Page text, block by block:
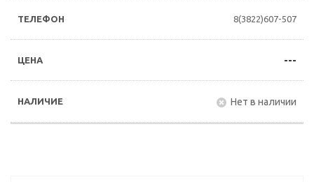
8(3822)607-507
---
Нет в наличии